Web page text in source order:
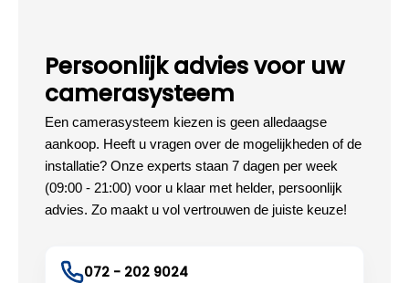
Persoonlijk advies voor uw
camerasysteem
Een camerasysteem kiezen is geen alledaagse
aankoop. Heeft u vragen over de mogelijkheden of de
installatie? Onze experts staan 7 dagen per week
(09:00 - 21:00) voor u klaar met helder, persoonlijk
advies. Zo maakt u vol vertrouwen de juiste keuze!
072 - 202 9024